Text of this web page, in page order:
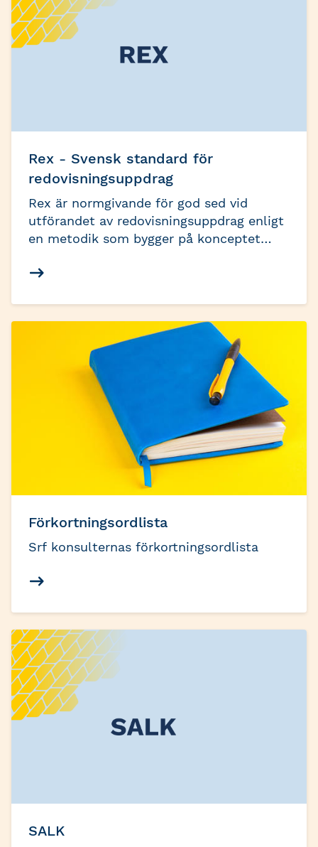
Rex - Svensk standard för
redovisningsuppdrag
Rex är normgivande för god sed vid
utförandet av redovisningsuppdrag enligt
en metodik som bygger på konceptet
utvecklats av branschorganisationen Srf
Redovisningskonsulter i Norden.
Standarden innehåller rutiner och
riktlinjer för att redovisningen för de
utförda tjänsterna ska få en hög kvalitet,
till nytta för företag, näringsliv och
Förkortningsordlista
Srf konsulternas förkortningsordlista
SALK